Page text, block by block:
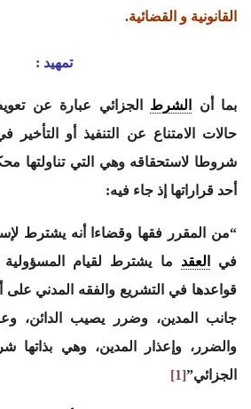
القانونية و القضائية.
تمهيد :
بما أن الشرط الجزائي عبارة عن
حالات الامتناع عن التنفيذ أو التأخير
شروطا لاستحقاقه وهي التي تناولتها
أحد قراراتها إذ جاء فيه:
“من المقرر فقها وقضاءا أنه يشترط
في
العقد ما يشترط لقيام المسؤولية
قواعدها في التشريع والفقه المدني
جانب المدين، وضرر يصيب الدائن،
والضرر، وإعذار المدين، وهي
الجزائي”[1]